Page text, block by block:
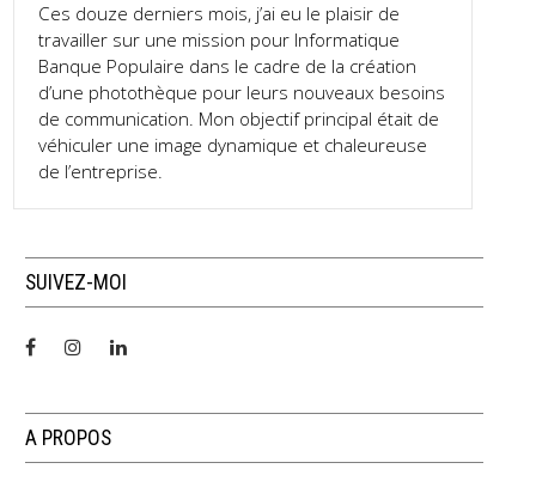
Ces douze derniers mois, j’ai eu le plaisir de
travailler sur une mission pour Informatique
Banque Populaire dans le cadre de la création
d’une photothèque pour leurs nouveaux besoins
de communication. Mon objectif principal était de
véhiculer une image dynamique et chaleureuse
de l’entreprise.
SUIVEZ-MOI
A PROPOS